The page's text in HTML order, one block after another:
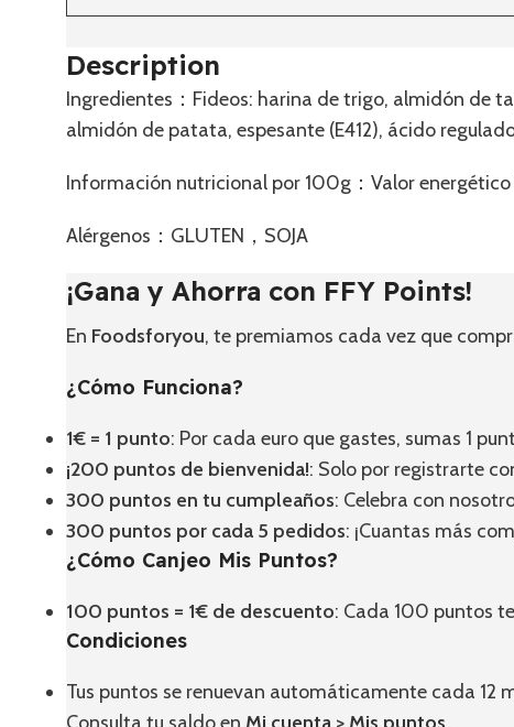
Description
Ingredientes：Fideos: harina de trigo, almidón de
almidón de patata, espesante (E412), ácido
Información nutricional por 100g：Valor
Alérgenos：GLUTEN，SOJA
¡Gana y Ahorra con FFY Points!
En Foodsforyou, te premiamos cada vez que
¿Cómo Funciona?
1€ = 1 punto: Por cada euro que gastes, sumas 1
¡200 puntos de bienvenida!: Solo por registrarte
300 puntos en tu cumpleaños: Celebra con
300 puntos por cada 5 pedidos: ¡Cuantas más
¿Cómo Canjeo Mis Puntos?
100 puntos = 1€ de descuento: Cada 100 puntos
Condiciones
Tus puntos se renuevan automáticamente cada 12
Consulta tu saldo en Mi cuenta > Mis puntos.